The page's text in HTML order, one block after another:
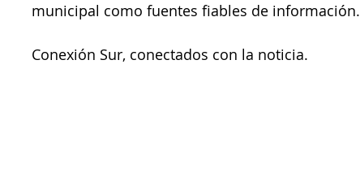
municipal como fuentes fiables de información.
Conexión Sur, conectados con la noticia.